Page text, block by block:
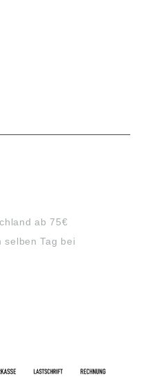
ab 75€
selben Tag bei